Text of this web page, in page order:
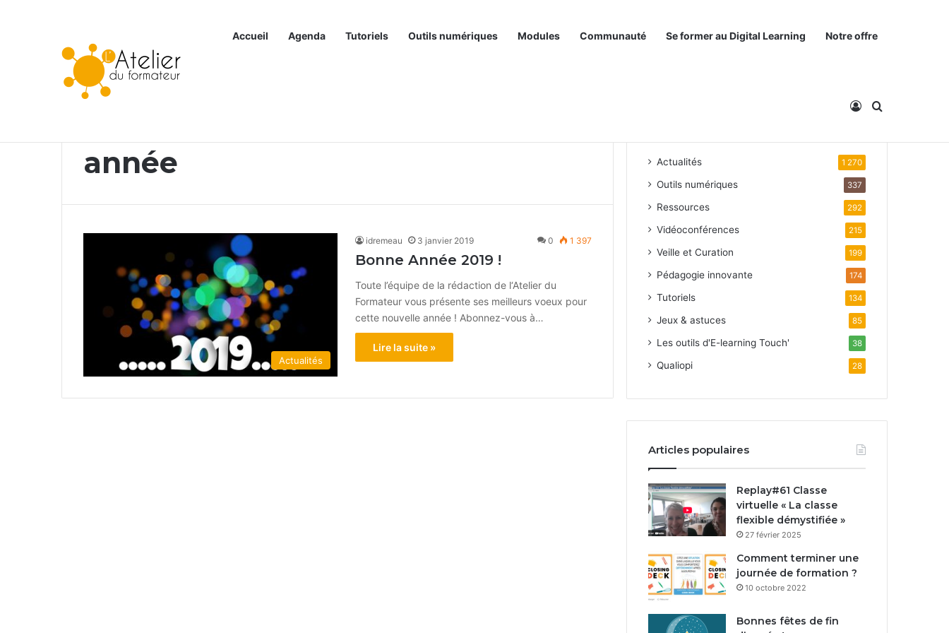
Accueil Agenda Tutoriels Outils numériques Modules Communauté Se former au Digital Learning Notre offre
Connexion
Rechercher
Articles à la une
année
Actualités
idremeau 3 janvier 2019 0 1 397
Bonne Année 2019 !
Toute l’équipe de la rédaction de l‘Atelier du
Formateur vous présente ses meilleurs voeux pour
cette nouvelle année ! Abonnez-vous à…
Lire la suite »
Actualités 1 270
Outils numériques 337
Ressources 292
Vidéoconférences 215
Veille et Curation 199
Pédagogie innovante 174
Tutoriels 134
Jeux & astuces 85
Les outils d'E-learning Touch' 38
Qualiopi 28
Articles populaires
Replay#61 Classe
virtuelle « La classe
flexible démystifiée »
27 février 2025
Comment terminer une
journée de formation ?
10 octobre 2022
Bonnes fêtes de fin